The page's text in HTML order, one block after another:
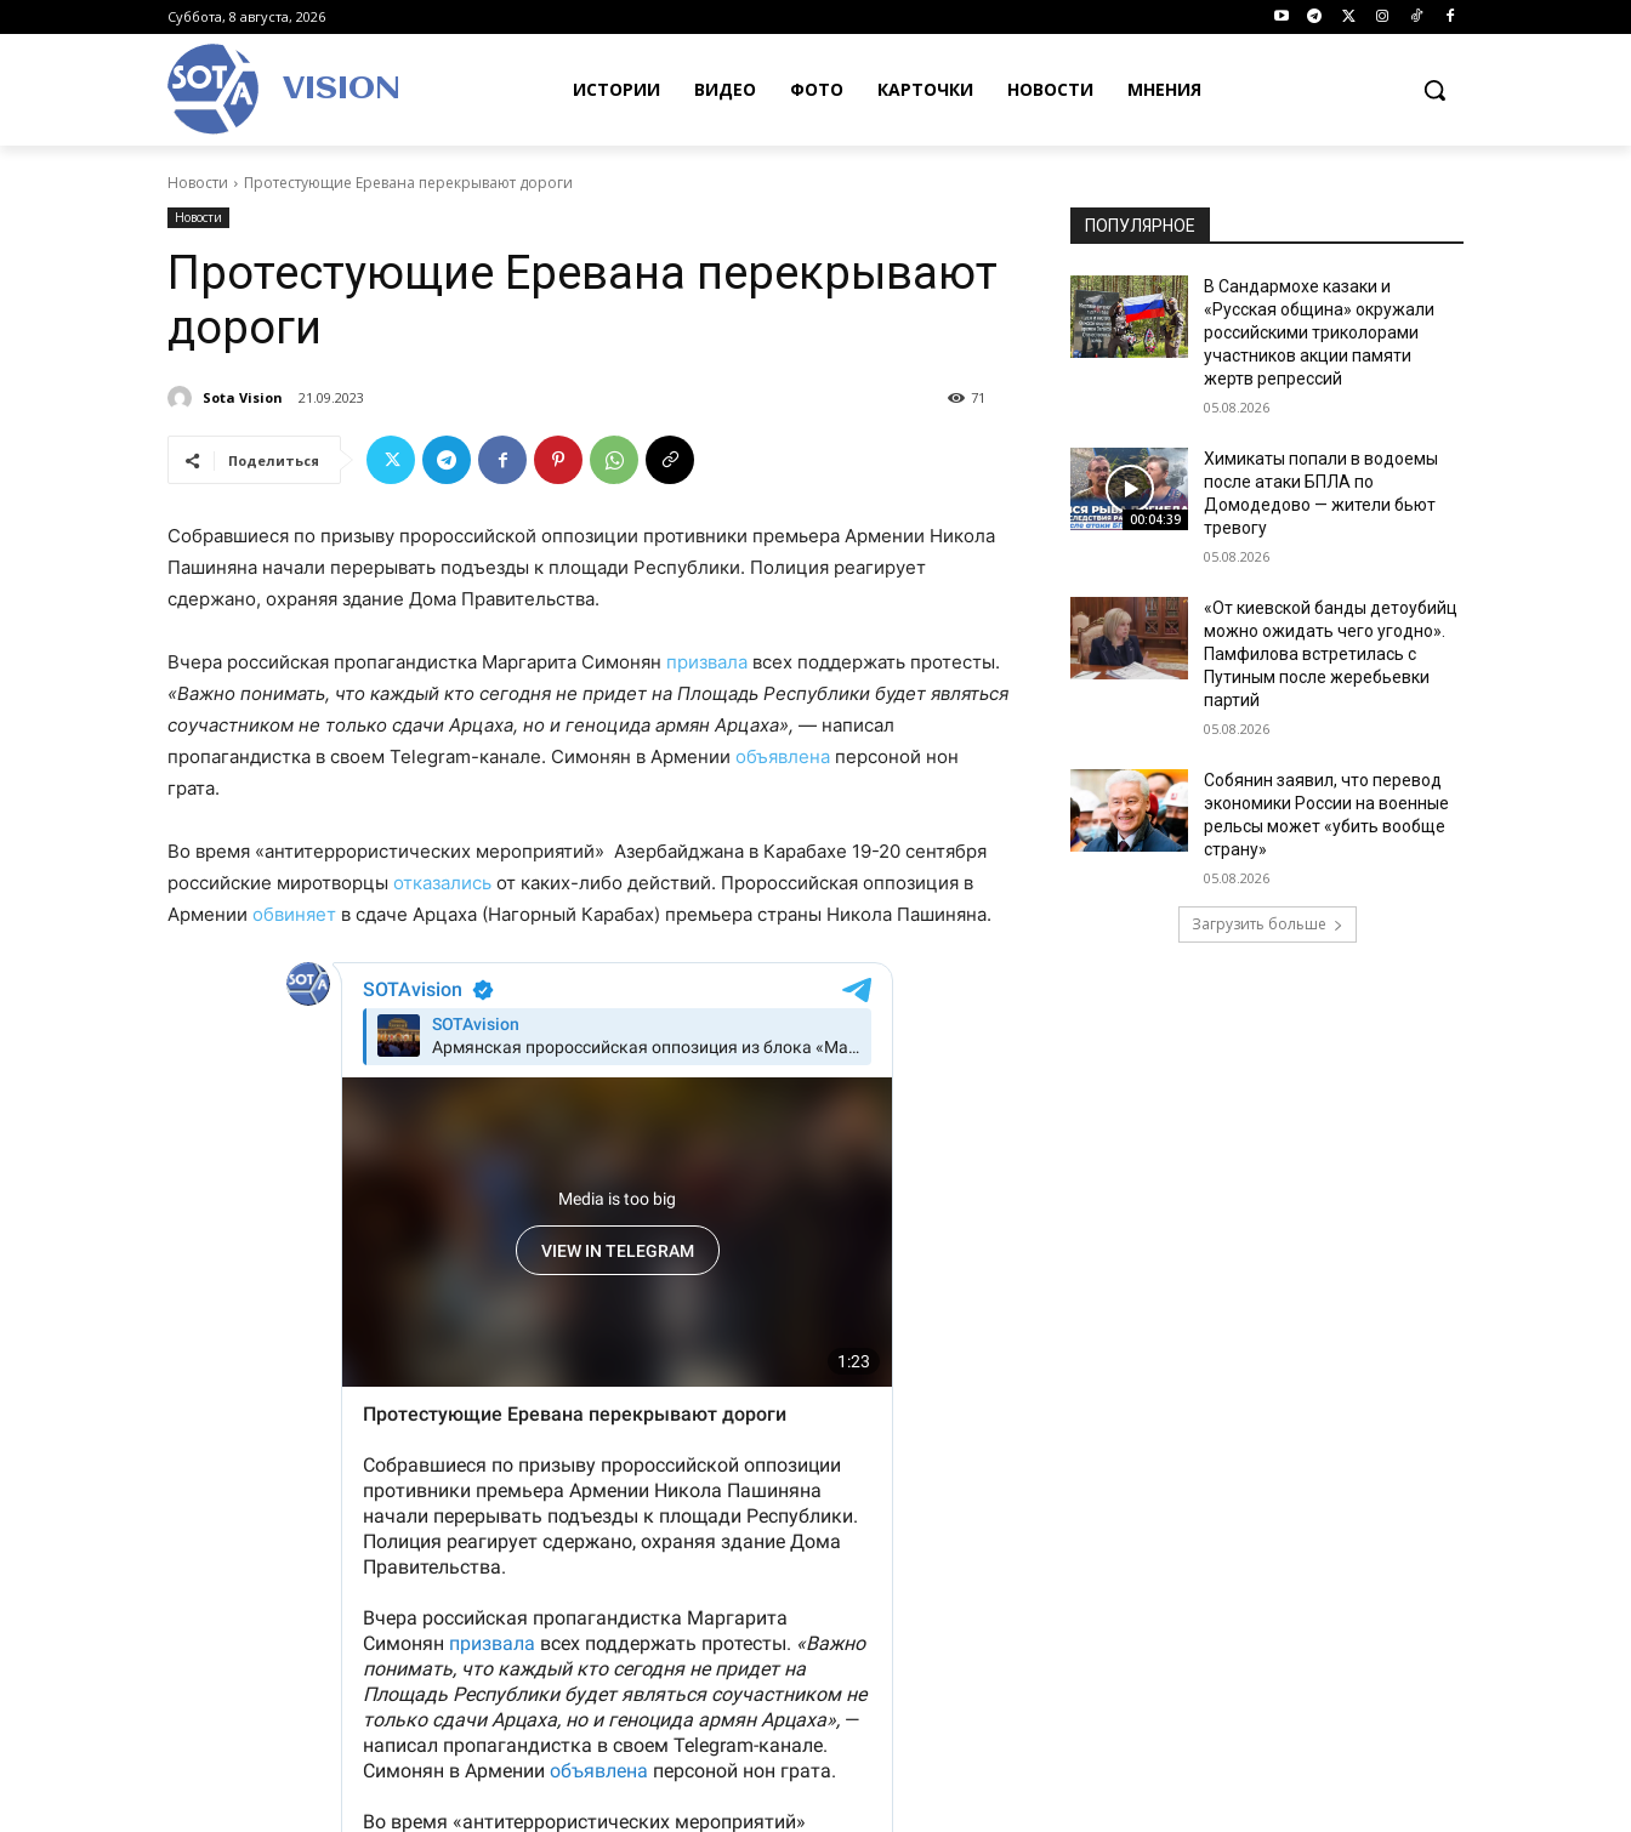
Суббота, 8 августа, 2026
VISION ИСТОРИИ ВИДЕО ФОТО КАРТОЧКИ НОВОСТИ МНЕНИЯ
Новости Протестующие Еревана перекрывают дороги
Новости
Протестующие Еревана перекрывают
дороги
Sota Vision 21.09.2023 71
Поделиться
Собравшиеся по призыву пророссийской оппозиции противники премьера Армении Никола
Пашиняна начали перерывать подъезды к площади Республики. Полиция реагирует
сдержано, охраняя здание Дома Правительства.
Вчера российская пропагандистка Маргарита Симонян призвала всех поддержать протесты.
«Важно понимать, что каждый кто сегодня не придет на Площадь Республики будет являться
соучастником не только сдачи Арцаха, но и геноцида армян Арцаха», — написал
пропагандистка в своем Telegram-канале. Симонян в Армении объявлена персоной нон
грата.
Во время «антитеррористических мероприятий» Азербайджана в Карабахе 19-20 сентября
российские миротворцы отказались от каких-либо действий. Пророссийская оппозиция в
Армении обвиняет в сдаче Арцаха (Нагорный Карабах) премьера страны Никола Пашиняна.
ПОПУЛЯРНОЕ
В Сандармохе казаки и
«Русская община» окружали
российскими триколорами
участников акции памяти
жертв репрессий
05.08.2026
00:04:39
Химикаты попали в водоемы
после атаки БПЛА по
Домодедово — жители бьют
тревогу
05.08.2026
«От киевской банды детоубийц
можно ожидать чего угодно».
Памфилова встретилась с
Путиным после жеребьевки
партий
05.08.2026
Собянин заявил, что перевод
экономики России на военные
рельсы может «убить вообще
страну»
05.08.2026
Загрузить больше